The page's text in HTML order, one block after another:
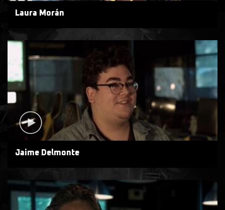
Laura Morán
Jaime Delmonte